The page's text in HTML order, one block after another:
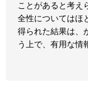
ことがあると考え
全性についてはほ
得られた結果は、
う上で、有用な情